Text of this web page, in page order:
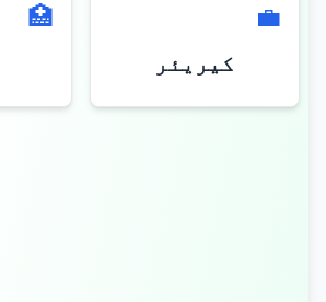
💼
کیریئر
🏥